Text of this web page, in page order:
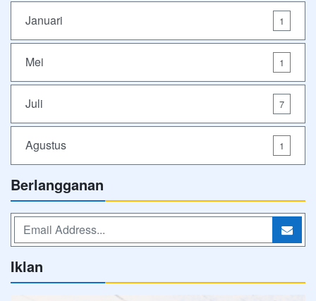
Januari 1
Mei 1
Juli 7
Agustus 1
Berlangganan
Iklan